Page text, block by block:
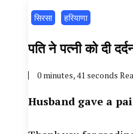
सिरसा हरियाणा
पति ने पत्नी को दी
0 minutes, 41 seconds
Husband gave a